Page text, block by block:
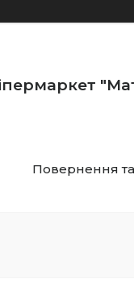
Повернення